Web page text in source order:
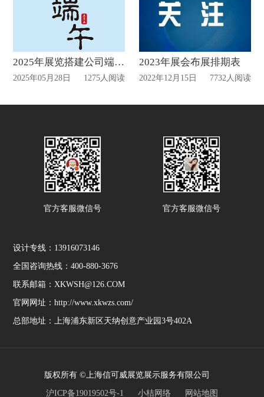
2025年展览搭建公司端午放假通知
2025年05月28日 1275人阅读
2023年展会布展排期表
2022年12月15日 7732人阅读
官方客服微信号 官方客服微信号
设计专线：13916073146
全国咨询热线：400-880-3676
联系邮箱：XKWSH@126.COM
官网网址：http://www.xkwzs.com/
总部地址：上海浦东新区天纳创意产业园3号402A
版权所有 ©上海信可威展览展示服务有限公司
沪ICP备19019502号-1
小桔网络 网站地图